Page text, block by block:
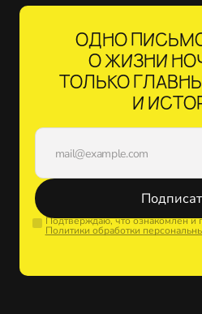
ОДНО
О ЖИЗНИ
ТОЛЬКО
И
Подтверждаю, что ознакомлен и
Политики обработки